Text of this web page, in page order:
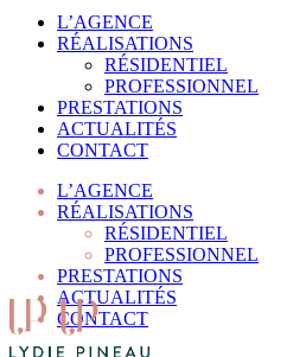
L’AGENCE
RÉALISATIONS
RÉSIDENTIEL
PROFESSIONNEL
PRESTATIONS
ACTUALITÉS
CONTACT
L’AGENCE
RÉALISATIONS
RÉSIDENTIEL
PROFESSIONNEL
PRESTATIONS
ACTUALITÉS
CONTACT